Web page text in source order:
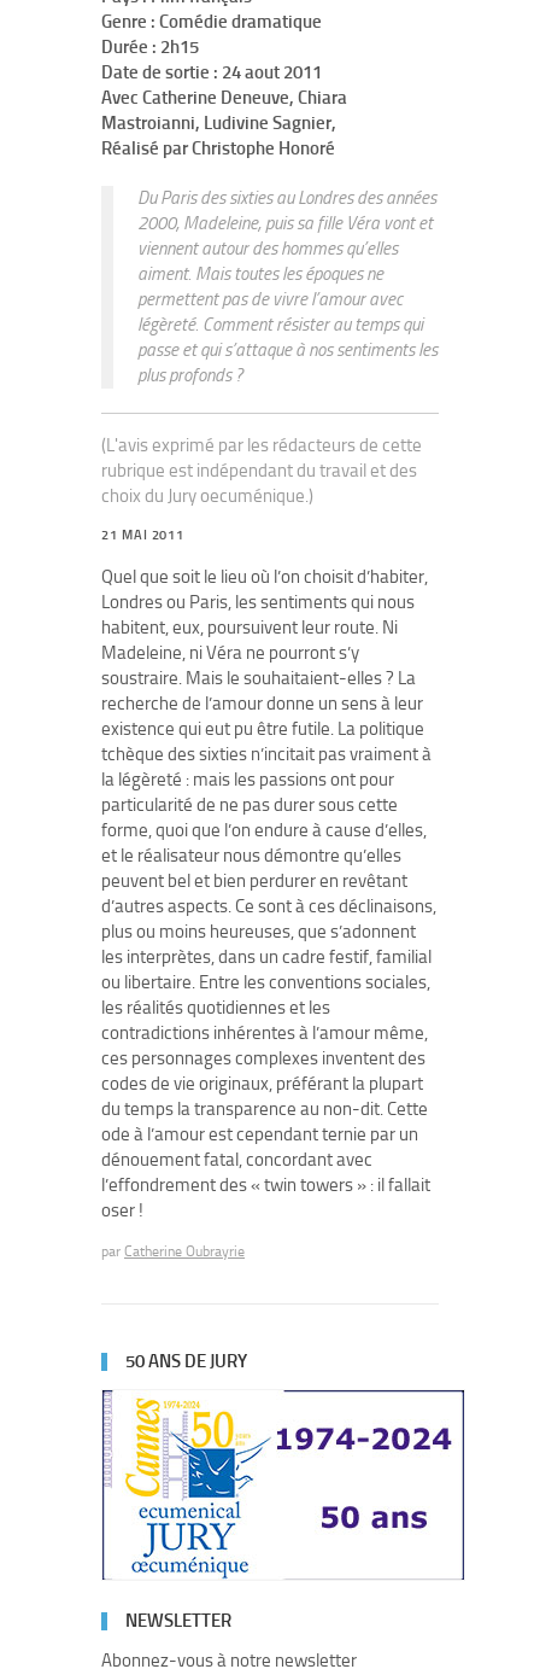
Genre : Comédie dramatique
Durée : 2h15
Date de sortie : 24 aout 2011
Avec Catherine Deneuve, Chiara
Mastroianni, Ludivine Sagnier,
Réalisé par Christophe Honoré
Du Paris des sixties au Londres des années
2000, Madeleine, puis sa fille Véra vont et
viennent autour des hommes qu’elles
aiment. Mais toutes les époques ne
permettent pas de vivre l’amour avec
légèreté. Comment résister au temps qui
passe et qui s’attaque à nos sentiments les
plus profonds ?
(L'avis exprimé par les rédacteurs de cette
rubrique est indépendant du travail et des
choix du Jury oecuménique.)
21 MAI 2011
Quel que soit le lieu où l’on choisit d’habiter,
Londres ou Paris, les sentiments qui nous
habitent, eux, poursuivent leur route. Ni
Madeleine, ni Véra ne pourront s’y
soustraire. Mais le souhaitaient-elles ? La
recherche de l’amour donne un sens à leur
existence qui eut pu être futile. La politique
tchèque des sixties n’incitait pas vraiment à
la légèreté : mais les passions ont pour
particularité de ne pas durer sous cette
forme, quoi que l’on endure à cause d’elles,
et le réalisateur nous démontre qu’elles
peuvent bel et bien perdurer en revêtant
d’autres aspects. Ce sont à ces déclinaisons,
plus ou moins heureuses, que s’adonnent
les interprètes, dans un cadre festif, familial
ou libertaire. Entre les conventions sociales,
les réalités quotidiennes et les
contradictions inhérentes à l’amour même,
ces personnages complexes inventent des
codes de vie originaux, préférant la plupart
du temps la transparence au non-dit. Cette
ode à l’amour est cependant ternie par un
dénouement fatal, concordant avec
l’effondrement des « twin towers » : il fallait
oser !
par Catherine Oubrayrie
50 ANS DE JURY
NEWSLETTER
Abonnez-vous à notre newsletter